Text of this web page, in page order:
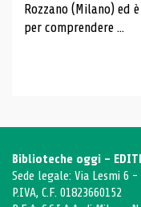
Rozzano (Milano) ed
per comprendere ...
Biblioteche oggi -
Sede legale: Via Lesmi 6
P.IVA, C.F. 01823660152